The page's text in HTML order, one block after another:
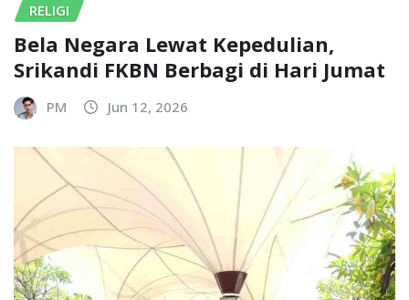
RELIGI
Bela Negara Lewat Kepedulian,
Srikandi FKBN Berbagi di Hari Jumat
PM Jun 12, 2026